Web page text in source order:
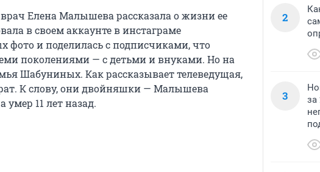
Елена Малышева рассказала о жизни ее
в своем аккаунте в инстаграме
фото и поделилась с подписчиками, что
поколениями — с детьми и внуками. Но на
Шабуниных. Как рассказывает телеведущая,
К слову, они двойняшки — Малышева
11 лет назад.
2
3
за